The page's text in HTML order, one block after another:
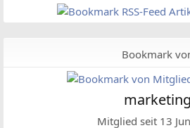
Bookmark
marketing
Mitglied seit 13